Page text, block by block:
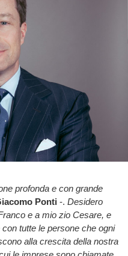
profonda e con grande
Ponti -. Desidero
e a mio zio Cesare, e
tutte le persone che ogni
alla crescita della nostra